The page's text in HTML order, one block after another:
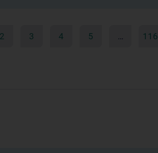
2 3 4 5 … 116